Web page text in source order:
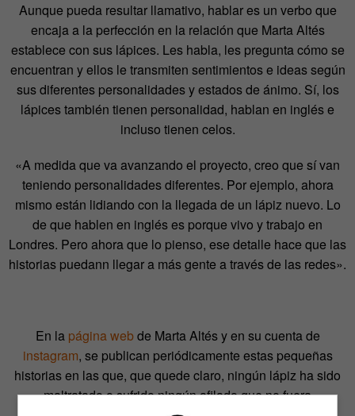
Aunque pueda resultar llamativo, hablar es un verbo que
encaja a la perfección en la relación que Marta Altés
establece con sus lápices. Les habla, les pregunta cómo se
encuentran y ellos le transmiten sentimientos e ideas según
sus diferentes personalidades y estados de ánimo. Sí, los
lápices también tienen personalidad, hablan en inglés e
incluso tienen celos.
«A medida que va avanzando el proyecto, creo que sí van
teniendo personalidades diferentes. Por ejemplo, ahora
mismo están lidiando con la llegada de un lápiz nuevo. Lo
de que hablen en inglés es porque vivo y trabajo en
Londres. Pero ahora que lo pienso, ese detalle hace que las
historias puedann llegar a más gente a través de las redes».
En la página webde Marta Altés y en su cuenta de
instagram, se publican periódicamente estas pequeñas
historias en las que, que quede claro, ningún lápiz ha sido
maltratado o sufrido ningún afilado que no fuera